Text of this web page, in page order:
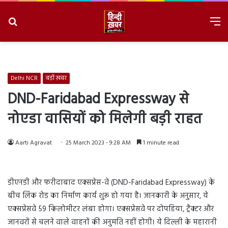
Delhi NCR बड़ी ख़बर
DND-Faridabad Expressway से
नोएडा वासियों को मिलेगी बड़ी राहत
Aarti Agravat 25 March 2023 - 9:28 AM 1 minute read
डीएनडी और फरीदाबाद एक्सप्रेस-वे (DND-Faridabad Expressway) के
बीच लिंक रोड का निर्माण कार्य शुरू हो गया है। जानकारी के अनुसार, ये
एक्सप्रेसवे 59 किलोमीटर लंबा होगा। एक्सप्रेसवे पर दोपहिया, ट्रैक्टर और
जानवरों से चलने वाले वाहनों की अनुमति नहीं होगी। ये दिल्ली के महारानी